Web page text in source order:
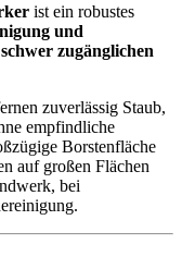
ist ein robustes
und
zugänglichen
zuverlässig Staub,
empfindliche
Borstenfläche
auf großen Flächen
bei